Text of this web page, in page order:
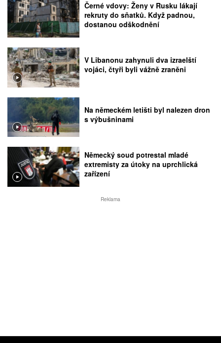
Černé vdovy: Ženy v Rusku lákají
rekruty do sňatků. Když padnou,
dostanou odškodnění
V Libanonu zahynuli dva izraelští
vojáci, čtyři byli vážně zraněni
Na německém letišti byl nalezen dron
s výbušninami
Německý soud potrestal mladé
extremisty za útoky na uprchlická
zařízení
Reklama